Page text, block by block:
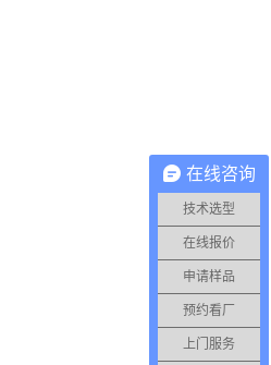
在线咨询
技术选型
在线报价
申请样品
预约看厂
上门服务